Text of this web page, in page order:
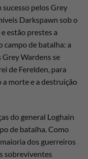
pelos Grey
Darkspawn sob o
estão prestes a
campo de batalha: a
Wardens se
de Ferelden, para
morte e a destruição
do general Loghain
de batalha. Como
dos guerreiros
sobreviventes